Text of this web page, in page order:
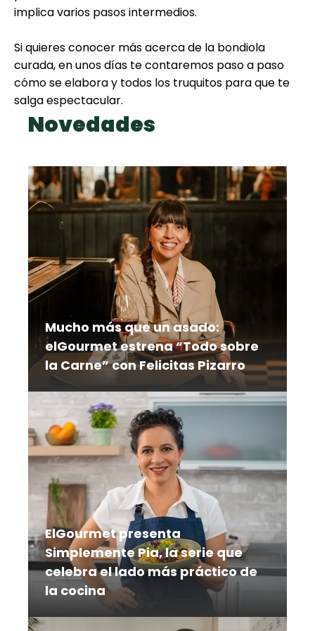
implica varios pasos intermedios.
Si quieres conocer más acerca de la bondiola
curada, en unos días te contaremos paso a paso
cómo se elabora y todos los truquitos para que te
salga espectacular.
Novedades
Mucho más que un asado:
elGourmet estrena “Todo sobre
la Carne” con Felicitas Pizarro
Frigoríficos, carnicerías, restaurantes y
puestos al paso forman parte del
itinerario de una serie que explora el
camino de la carne desde su origen
hasta el plato
ElGourmet presenta
Simplemente Pia, la serie que
celebra el lado más práctico de
la cocina
En una época en la que cocinar debe
adaptarse a un ritmo de vida cada vez